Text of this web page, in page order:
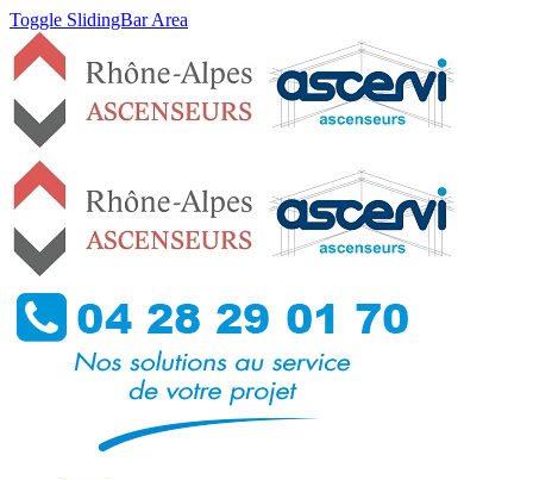
Toggle SlidingBar Area